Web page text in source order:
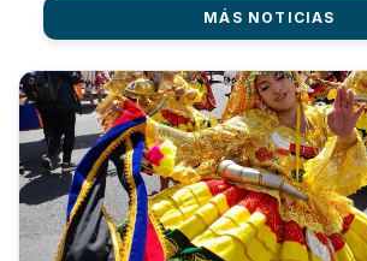
MÁS NOTICIAS